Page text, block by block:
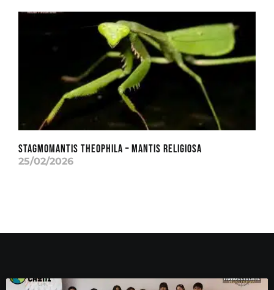
Stagmomantis theophila – Mantis Religiosa
25/02/2026